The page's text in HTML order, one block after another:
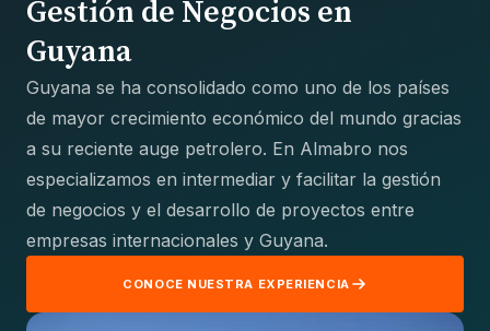
Gestión de Negocios en
Guyana
Guyana se ha consolidado como uno de los países
de mayor crecimiento económico del mundo gracias
a su reciente auge petrolero. En Almabro nos
especializamos en intermediar y facilitar la gestión
de negocios y el desarrollo de proyectos entre
empresas internacionales y Guyana.
CONOCE NUESTRA EXPERIENCIA